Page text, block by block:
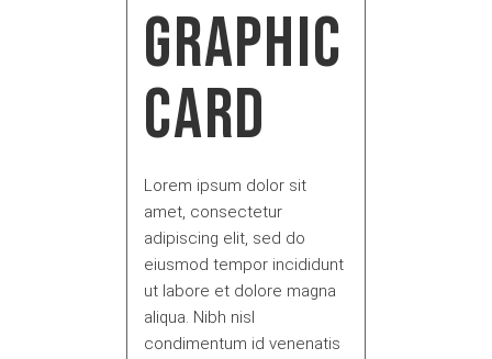
GRAPHIC
CARD
Lorem ipsum dolor sit
amet, consectetur
adipiscing elit, sed do
eiusmod tempor incididunt
ut labore et dolore magna
aliqua. Nibh nisl
condimentum id venenatis